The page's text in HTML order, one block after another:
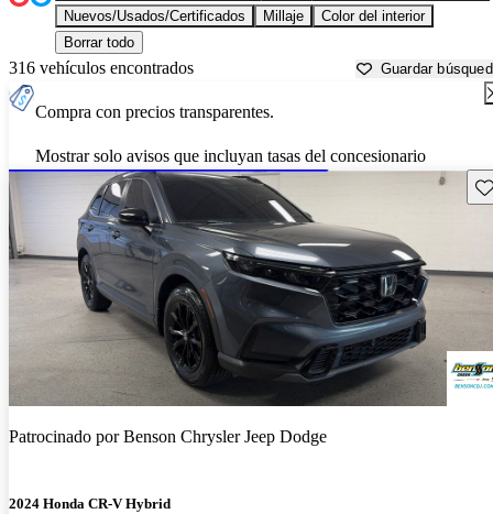
Nuevos/Usados/Certificados
Millaje
Color del interior
Borrar todo
316 vehículos encontrados Guardar
Compra con precios transparentes.
Mostrar solo avisos que incluyan tasas del concesionario
Patrocinado porBenson Chrysler Jeep Dodge
2024 Honda CR-V Hybrid